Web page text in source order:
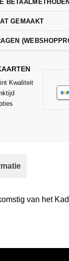
GEMAAKT
Kwaliteit
van het